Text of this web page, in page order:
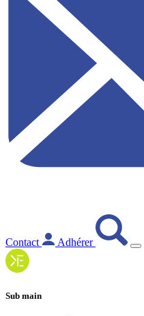
Contact Adhérer
Sub main